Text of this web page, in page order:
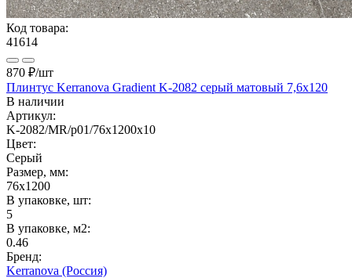
Код товара:
41614
870 ₽/шт
Плинтус Kerranova Gradient K-2082 серый матовый 7,6x120
В наличии
Артикул:
K-2082/MR/p01/76x1200x10
Цвет:
Серый
Размер, мм:
76x1200
В упаковке, шт:
5
В упаковке, м2:
0.46
Бренд:
Kerranova (Россия)